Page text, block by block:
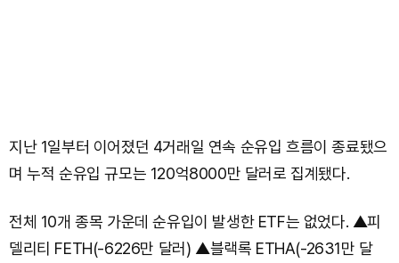
지난 1일부터 이어졌던 4거래일 연속 순유입 흐름이 종료됐으
며 누적 순유입 규모는 120억8000만 달러로 집계됐다.
전체 10개 종목 가운데 순유입이 발생한 ETF는 없었다. ▲피
델리티 FETH(-6226만 달러) ▲블랙록 ETHA(-2631만 달